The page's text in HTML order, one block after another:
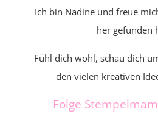
Ich bin Nadine und freue
her gefunden
Fühl dich wohl, schau dich
den vielen kreativen
Folge